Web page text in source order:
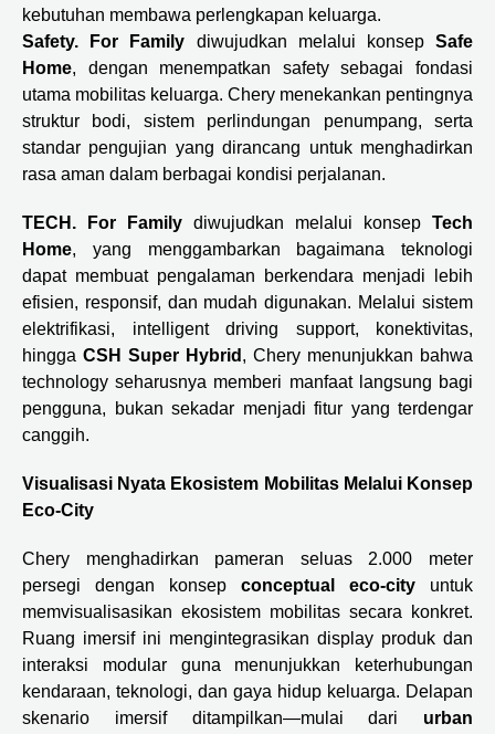
kebutuhan membawa perlengkapan keluarga.
Safety. For Family diwujudkan melalui konsepSafe
Home, dengan menempatkan safety sebagai fondasi
utama mobilitas keluarga. Chery menekankan pentingnya
struktur bodi, sistem perlindungan penumpang, serta
standar pengujian yang dirancang untuk menghadirkan
rasa aman dalam berbagai kondisi perjalanan.
TECH. For Family diwujudkan melalui konsep Tech
Home, yang menggambarkan bagaimana teknologi
dapat membuat pengalaman berkendara menjadi lebih
efisien, responsif, dan mudah digunakan. Melalui sistem
elektrifikasi, intelligent driving support, konektivitas,
hingga CSH Super Hybrid , Chery menunjukkan bahwa
technology seharusnya memberi manfaat langsung bagi
pengguna, bukan sekadar menjadi fitur yang terdengar
canggih.
Visualisasi Nyata Ekosistem Mobilitas Melalui Konsep
Eco-City
Chery menghadirkan pameran seluas 2.000 meter
persegi dengan konsep conceptual eco-city untuk
memvisualisasikan ekosistem mobilitas secara konkret.
Ruang imersif ini mengintegrasikan display produk dan
interaksi modular guna menunjukkan keterhubungan
kendaraan, teknologi, dan gaya hidup keluarga. Delapan
skenario imersif ditampilkan—mulai dari urban